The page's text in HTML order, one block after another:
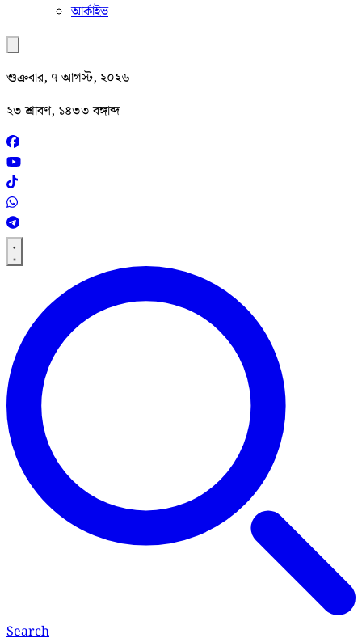
আর্কাইভ
শুক্রবার, ৭ আগস্ট, ২০২৬
২৩ শ্রাবণ, ১৪৩৩ বঙ্গাব্দ
Search